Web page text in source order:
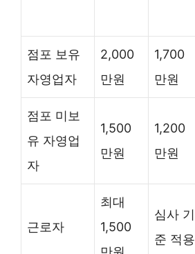
점포 보유
자영업자
2,000
만원
1,700
만원
점포 미보
유 자영업
자
1,500
만원
1,200
만원
근로자
최대
1,500
심사 기
준 적용